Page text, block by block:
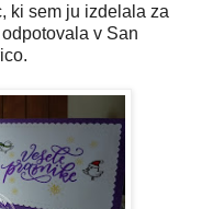
ki sem ju izdelala za
v San